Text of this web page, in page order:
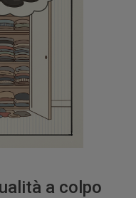
a colpo